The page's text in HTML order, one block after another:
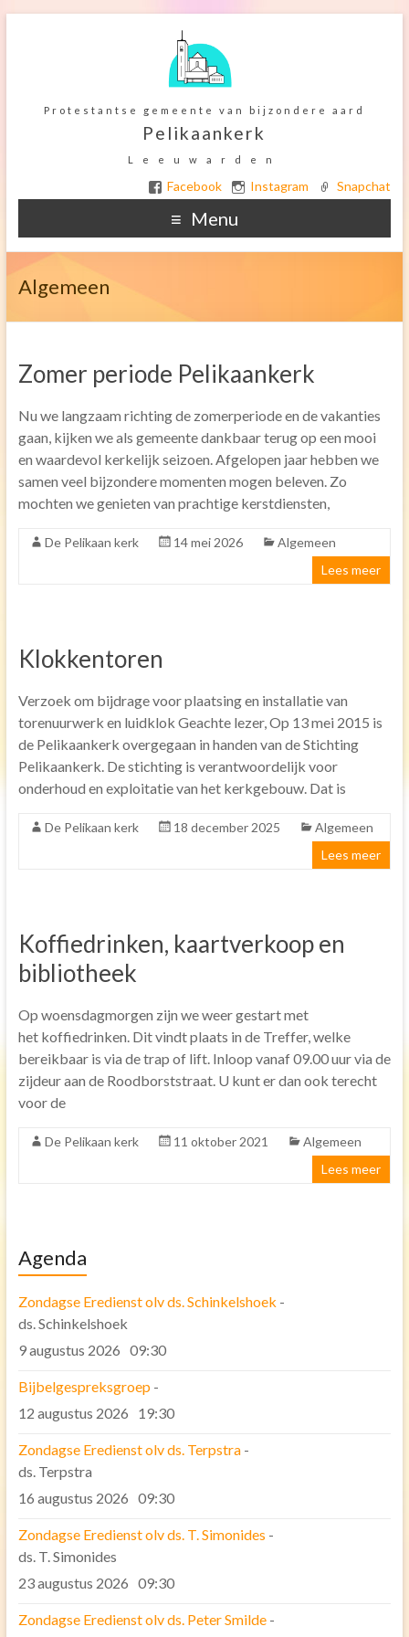
Protestantse gemeente van bijzondere aard
Pelikaankerk
Leeuwarden
Facebook Instagram Snapchat
Menu
Home
Ter overdenking
Het gebouw
Toren uurwerk
Inrichting kerk
Kerkdienst gemist
Agenda
Activiteiten
Ouderen
Bijbel lezen
Samen sterk in Gods werk
De Eritreeërs.
Speurtocht
Organisatie
Communicatie
Veilige Kerk
Gedragscode Classis Fryslân
Contact
Verhuur kerk en zalen
PGBA ‘Rondom de Pelikaankerk’ Diaconie
Algemeen
Zomer periode Pelikaankerk
Nu we langzaam richting de zomerperiode en de vakanties
gaan, kijken we als gemeente dankbaar terug op een mooi
en waardevol kerkelijk seizoen. Afgelopen jaar hebben we
samen veel bijzondere momenten mogen beleven. Zo
mochten we genieten van prachtige kerstdiensten,
De Pelikaan kerk 14 mei 2026
Algemeen
Lees meer
Klokkentoren
Verzoek om bijdrage voor plaatsing en installatie van
torenuurwerk en luidklok Geachte lezer, Op 13 mei 2015 is
de Pelikaankerk overgegaan in handen van de Stichting
Pelikaankerk. De stichting is verantwoordelijk voor
onderhoud en exploitatie van het kerkgebouw. Dat is
De Pelikaan kerk 18 december 2025
Algemeen
Lees meer
Koffiedrinken, kaartverkoop en
bibliotheek
Op woensdagmorgen zijn we weer gestart met
het koffiedrinken. Dit vindt plaats in de Treffer, welke
bereikbaar is via de trap of lift. Inloop vanaf 09.00 uur via de
zijdeur aan de Roodborststraat. U kunt er dan ook terecht
voor de
De Pelikaan kerk 11 oktober 2021
Algemeen
Lees meer
Agenda
Zondagse Eredienst olv ds. Schinkelshoek -
ds. Schinkelshoek
9 augustus 2026 09:30
Bijbelgespreksgroep-
12 augustus 2026
19:30
Zondagse Eredienst olv ds. Terpstra-
ds. Terpstra
16 augustus 2026 09:30
Zondagse Eredienst olv ds. T. Simonides -
ds. T. Simonides
23 augustus 2026 09:30
Zondagse Eredienst olv ds. Peter Smilde-